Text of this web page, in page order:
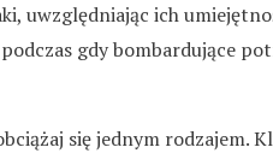
uwzględniając ich
gdy bombardujące
się jednym rodzajem.